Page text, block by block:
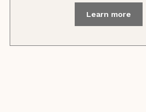
Learn more